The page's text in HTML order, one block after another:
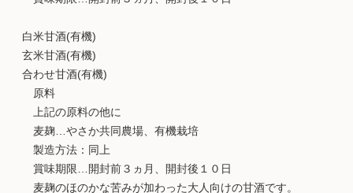
白米甘酒(有機)
玄米甘酒(有機)
合わせ甘酒(有機)
原料
上記の原料の他に
麦麹…やさか共同農場、有機栽培
製造方法：同上
賞味期限…開封前３ヵ月、開封後１０日
麦麹のほのかな苦みが加わった大人向けの甘酒です。